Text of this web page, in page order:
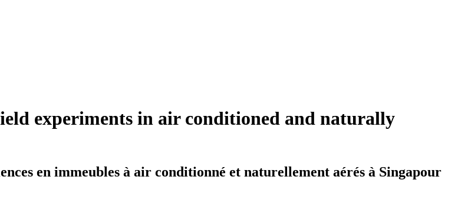
experiments in air conditioned and naturally
en immeubles à air conditionné et naturellement aérés à Singapour